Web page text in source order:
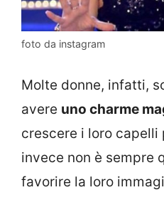
foto da instagram
Molte donne, infatti,
avere uno charme
crescere i loro capelli
invece non è sempre
favorire la loro